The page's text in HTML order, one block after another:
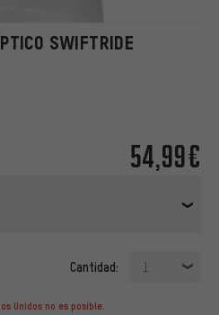
SWIFTRIDE
54,99€
Cantidad: 1
Unidos no es posible.